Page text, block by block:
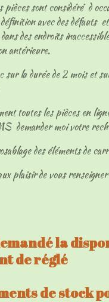
sont considéré d
avec des défauts
des endroits
antérieure.
sur la durée de 2 mois et
toutes les pièces en
demander moi votre
des éléments de
plaisir de vous renseigner
la
de réglé
de stock